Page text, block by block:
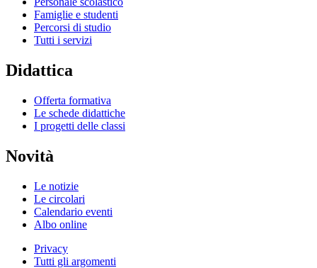
Famiglie e studenti
Percorsi di studio
Tutti i servizi
Didattica
Offerta formativa
Le schede didattiche
I progetti delle classi
Novità
Le notizie
Le circolari
Calendario eventi
Albo online
Privacy
Tutti gli argomenti